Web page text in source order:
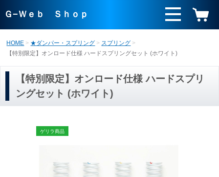
Ｇ−Ｗｅｂ Ｓｈｏｐ
HOME ★ダンパー・スプリング
スプリング
【特別限定】オンロード仕様 ハードスプリングセット (ホワイト)
【特別限定】オンロード仕様 ハードスプリ
ングセット (ホワイト)